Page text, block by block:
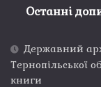
Останні
Державний
Тернопільської
книги